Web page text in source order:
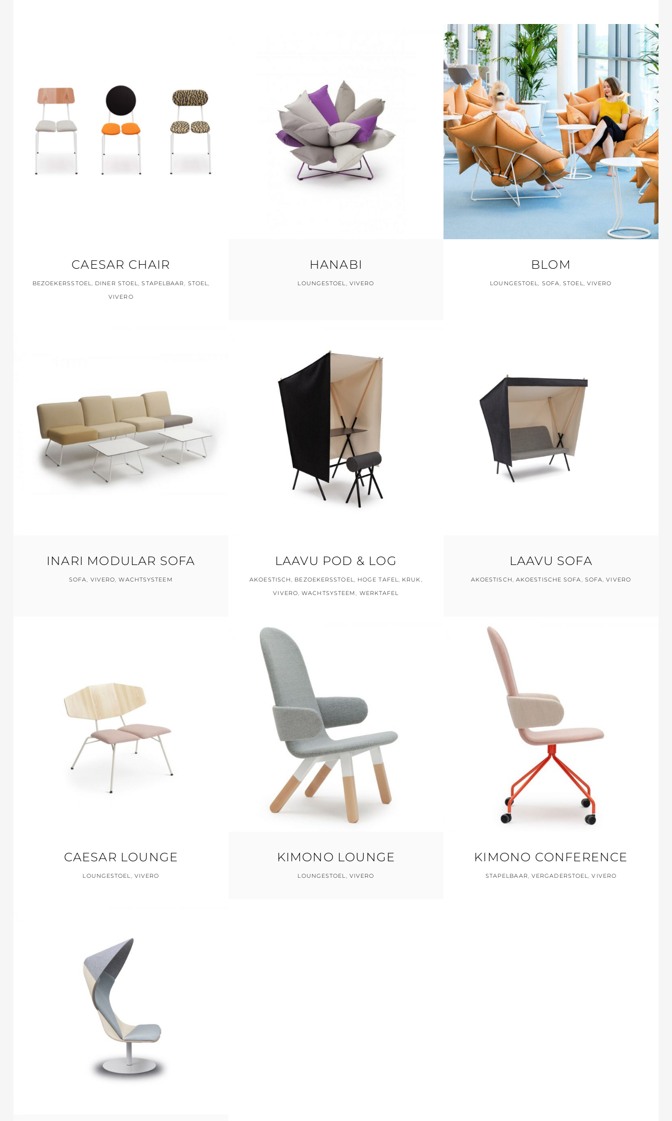
CAESAR CHAIR
BEZOEKERSSTOEL, DINER STOEL,STAPELBAAR, STOEL,
VIVERO
HANABI
LOUNGESTOEL, VIVERO
BLOM
LOUNGESTOEL, SOFA,STOEL, VIVERO
INARI MODULAR SOFA
SOFA, VIVERO,WACHTSYSTEEM
LAAVU POD & LOG
AKOESTISCH, BEZOEKERSSTOEL, HOGE TAFEL, KRUK,
VIVERO,WACHTSYSTEEM, WERKTAFEL
LAAVU SOFA
AKOESTISCH, AKOESTISCHE SOFA, SOFA,VIVERO
CAESAR LOUNGE
LOUNGESTOEL, VIVERO
KIMONO LOUNGE
LOUNGESTOEL, VIVERO
KIMONO CONFERENCE
STAPELBAAR, VERGADERSTOEL,VIVERO